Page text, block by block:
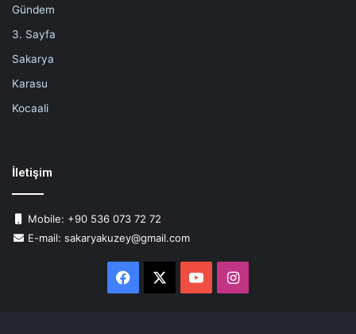
Gündem
3. Sayfa
Sakarya
Karasu
Kocaali
İletişim
Mobile: +90 536 073 72 72
E-mail: sakaryakuzey@gmail.com
Facebook YouTubeInstagram